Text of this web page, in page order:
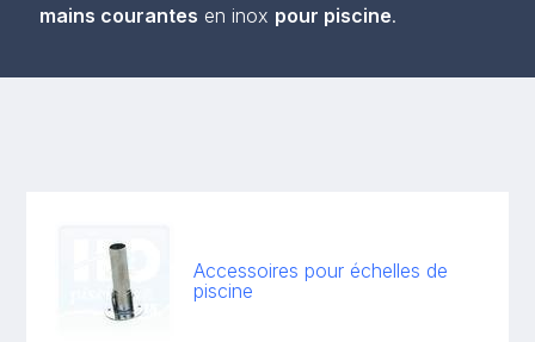
mains courantes en inox pour piscine.
Accessoires pour échelles de
piscine